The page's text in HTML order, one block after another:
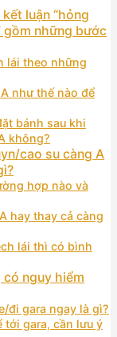
luận “hỏng
gồm những bước
lái theo những
như thế nào để
bánh sau khi
không?
cao su càng A
hợp nào và
hay thay cả càng
lái thì có bình
nguy hiểm
đi gara ngay là gì?
tới gara, cần lưu ý